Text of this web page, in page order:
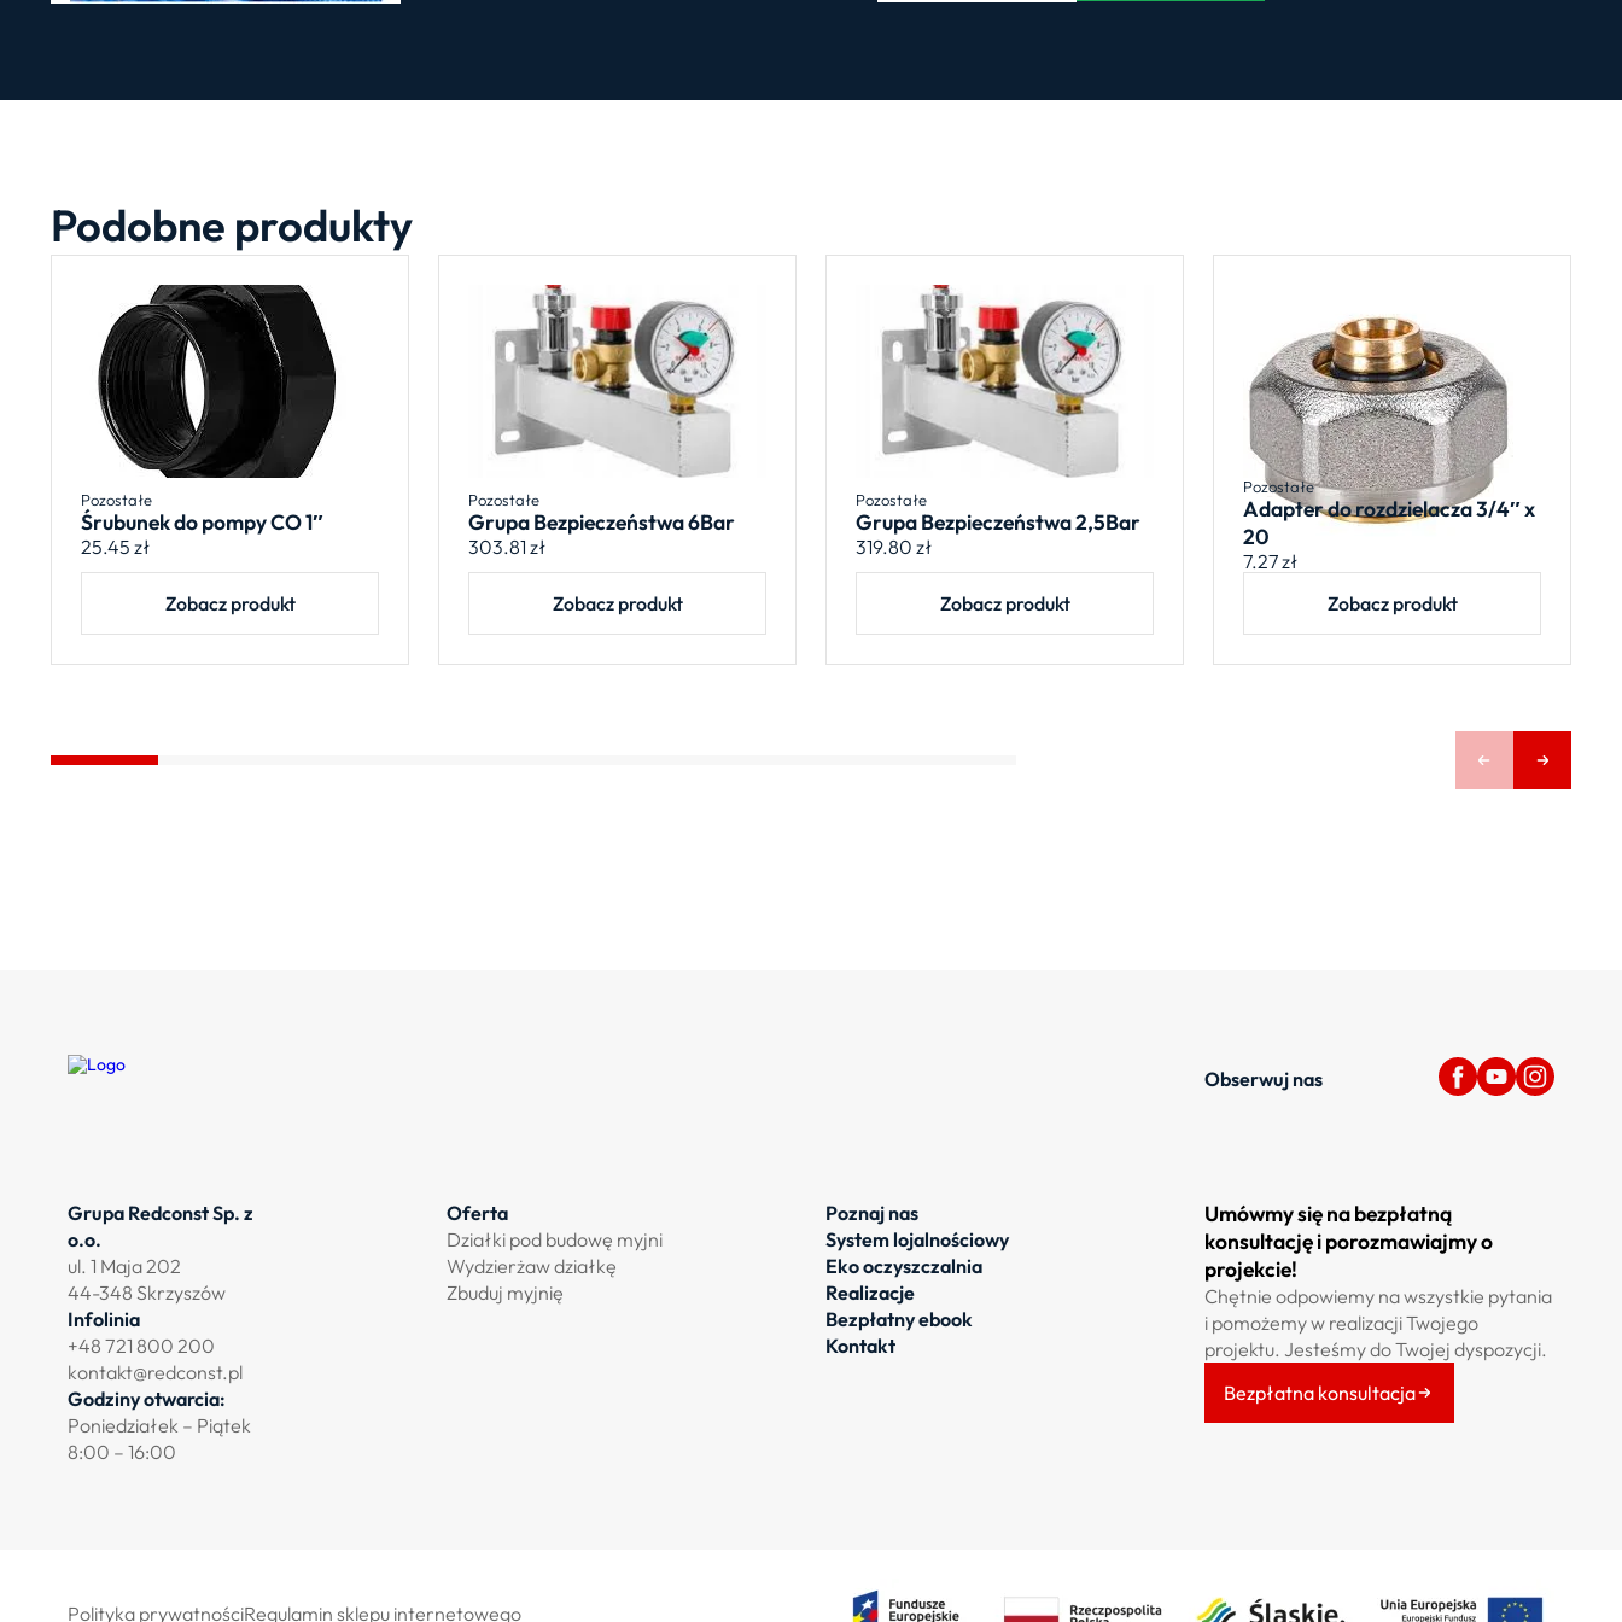
DN06
Podobne produkty
Pozostałe
Śrubunek do pompy CO 1″
25.45 zł
Zobacz produkt
Pozostałe
Grupa Bezpieczeństwa 6Bar
303.81 zł
Zobacz produkt
Pozostałe
Grupa Bezpieczeństwa 2,5Bar
319.80 zł
Zobacz produkt
Pozostałe
Adapter do rozdzielacza 3/4″ x
20
7.27zł
Zobacz produkt
Obserwuj nas
Grupa Redconst Sp. z
o.o.
ul. 1 Maja 202
44-348 Skrzyszów
Infolinia
+48 721 800 200
kontakt@redconst.pl
Godziny otwarcia:
Poniedziałek – Piątek
8:00 – 16:00
Oferta
Działki pod budowę myjni
Wydzierżaw działkę
Zbuduj myjnię
Poznaj nas
System lojalnościowy
Eko oczyszczalnia
Realizacje
Bezpłatny ebook
Kontakt
Umówmy się na bezpłatną
konsultację i porozmawiajmy o
projekcie!
Chętnie odpowiemy na wszystkie pytania
i pomożemy w realizacji Twojego
projektu. Jesteśmy do Twojej dyspozycji.
Bezpłatna konsultacja
Polityka prywatnościRegulamin sklepu internetowego